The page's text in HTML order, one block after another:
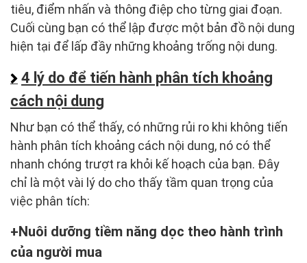
tiêu, điểm nhấn và thông điệp cho từng giai đoạn.
Cuối cùng bạn có thể lập được một bản đồ nội dung
hiện tại để lấp đầy những khoảng trống nội dung.
4 lý do để tiến hành phân tích khoảng
cách nội dung
Như bạn có thể thấy, có những rủi ro khi không tiến
hành phân tích khoảng cách nội dung, nó có thể
nhanh chóng trượt ra khỏi kế hoạch của bạn. Đây
chỉ là một vài lý do cho thấy tầm quan trọng của
việc phân tích:
Nuôi dưỡng tiềm năng dọc theo hành trình
của người mua